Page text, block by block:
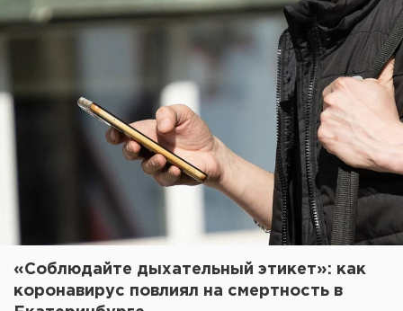
«Соблюдайте дыхательный этикет»: как
коронавирус повлиял на смертность в